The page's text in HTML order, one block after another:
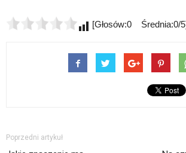
[Głosów:0 Średnia:0/
Poprzedni artykuł